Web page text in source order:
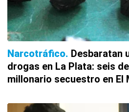
Narcotráfico Desbaratan
drogas en La Plata: seis
millonario secuestro en El